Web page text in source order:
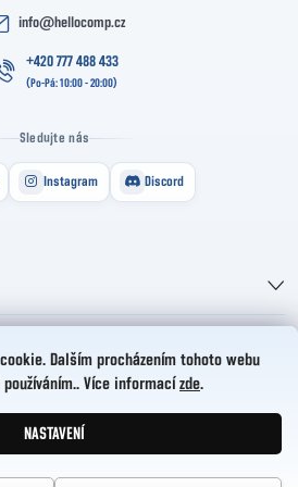
Dalším procházením tohoto webu
Více informací zde.
NASTAVENÍ
info@hellocomp.cz
+420 777 488 433
Sledujte nás
Instagram Discord